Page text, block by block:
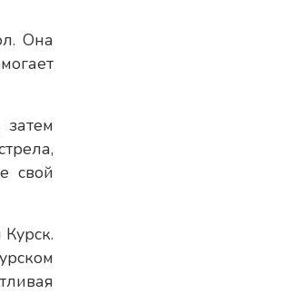
Она
свой